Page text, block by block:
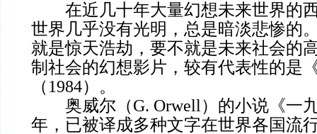
在近几十年大量幻想未来世界的
世界几乎没有光明，总是暗淡悲惨的
就是惊天浩劫，要不就是未来社会的
制社会的幻想影片，较有代表性的是
（1984）。
奥威尔（G. Orwell）的小说《一九
年，已被译成多种文字在世界各国流